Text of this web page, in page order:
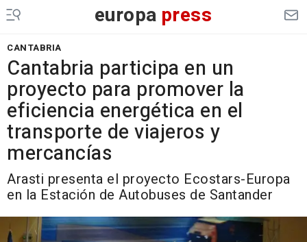
europa press
CANTABRIA
Cantabria participa en un
proyecto para promover la
eficiencia energética en el
transporte de viajeros y
mercancías
Arasti presenta el proyecto Ecostars-Europa
en la Estación de Autobuses de Santander